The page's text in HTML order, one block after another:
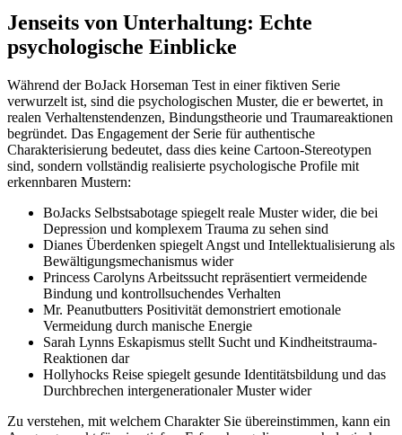
Jenseits von Unterhaltung: Echte
psychologische Einblicke
Während der BoJack Horseman Test in einer fiktiven Serie
verwurzelt ist, sind die psychologischen Muster, die er bewertet, in
realen Verhaltenstendenzen, Bindungstheorie und Traumareaktionen
begründet. Das Engagement der Serie für authentische
Charakterisierung bedeutet, dass dies keine Cartoon-Stereotypen
sind, sondern vollständig realisierte psychologische Profile mit
erkennbaren Mustern:
BoJacks Selbstsabotage spiegelt reale Muster wider, die bei
Depression und komplexem Trauma zu sehen sind
Dianes Überdenken spiegelt Angst und Intellektualisierung als
Bewältigungsmechanismus wider
Princess Carolyns Arbeitssucht repräsentiert vermeidende
Bindung und kontrollsuchendes Verhalten
Mr. Peanutbutters Positivität demonstriert emotionale
Vermeidung durch manische Energie
Sarah Lynns Eskapismus stellt Sucht und Kindheitstrauma-
Reaktionen dar
Hollyhocks Reise spiegelt gesunde Identitätsbildung und das
Durchbrechen intergenerationaler Muster wider
Zu verstehen, mit welchem Charakter Sie übereinstimmen, kann ein